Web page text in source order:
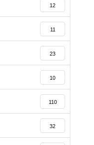
12
11
23
10
110
32